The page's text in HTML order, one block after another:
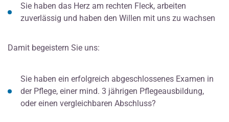
Sie haben das Herz am rechten Fleck, arbeiten
zuverlässig und haben den Willen mit uns zu wachsen
Damit begeistern Sie uns:
Sie haben ein erfolgreich abgeschlossenes Examen in
der Pflege, einer mind. 3 jährigen Pflegeausbildung,
oder einen vergleichbaren Abschluss?